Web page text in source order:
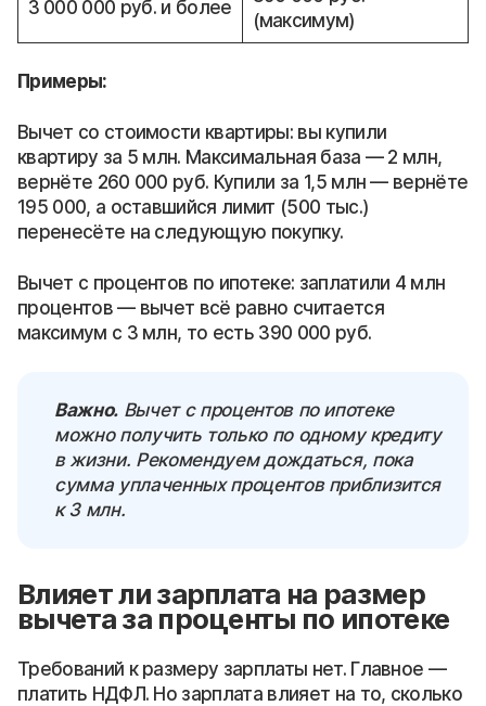
3 000 000 руб. и более
(максимум)
Примеры:
Вычет со стоимости квартиры: вы купили
квартиру за 5 млн. Максимальная база — 2 млн,
вернёте 260 000 руб. Купили за 1,5 млн — вернёте
195 000, а оставшийся лимит (500 тыс.)
перенесёте на следующую покупку.
Вычет с процентов по ипотеке: заплатили 4 млн
процентов — вычет всё равно считается
максимум с 3 млн, то есть 390 000 руб.
Важно.Вычет с процентов по ипотеке
можно получить только по одному кредиту
в жизни. Рекомендуем дождаться, пока
сумма уплаченных процентов приблизится
к 3 млн.
Влияет ли зарплата на размер
вычета за проценты по ипотеке
Требований к размеру зарплаты нет. Главное —
платить НДФЛ. Но зарплата влияет на то, сколько